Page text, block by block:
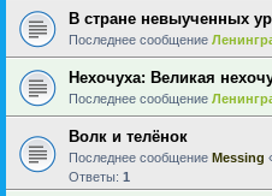
В стране невыученных
Последнее сообщение
Нехочуха: Великая
Последнее сообщение
Волк и телёнок
Последнее сообщение Messing
Ответы: 1